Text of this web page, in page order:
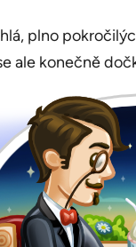
plno
ale konečně